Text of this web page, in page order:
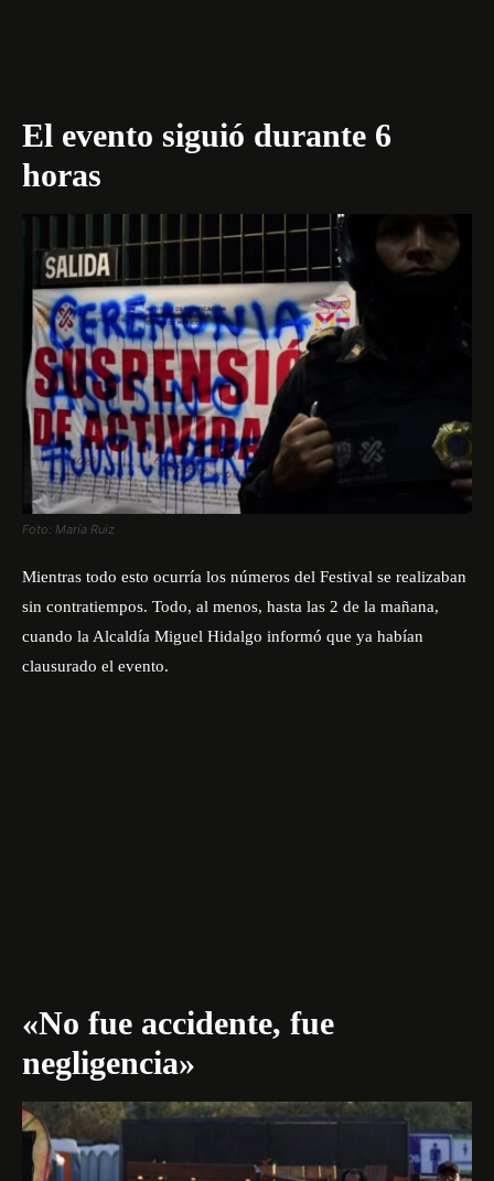
El evento siguió durante 6
horas
Foto: María Ruiz
Mientras todo esto ocurría los números del Festival se realizaban
sin contratiempos. Todo, al menos, hasta las 2 de la mañana,
cuando la Alcaldía Miguel Hidalgo informó que ya habían
clausurado el evento.
«No fue accidente, fue
negligencia»